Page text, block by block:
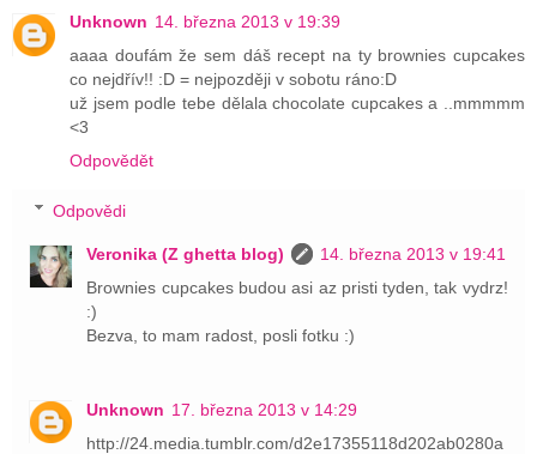
Unknown 14. března 2013 v 19:39
aaaa doufám že sem dáš recept na ty brownies cupcakes
co nejdřív!! :D = nejpozději v sobotu ráno:D
už jsem podle tebe dělala chocolate cupcakes a ..mmmmm
<3
Odpovědět
Odpovědi
Veronika (Z ghetta blog)
14. března 2013 v 19:41
Brownies cupcakes budou asi az pristi tyden, tak vydrz!
:)
Bezva, to mam radost, posli fotku :)
Unknown 17. března 2013 v 14:29
http://24.media.tumblr.com/d2e17355118d202ab0280a